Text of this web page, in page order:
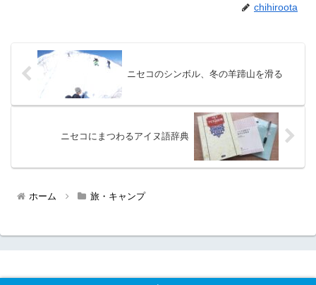
chihiroota
ニセコのシンボル、冬の羊蹄山を滑る
ニセコにまつわるアイヌ語辞典
ホーム 旅・キャンプ